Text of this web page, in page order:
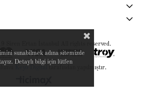
Siren Ertan İstanbul All rights reserved.
tarafından yapılmıştır.
sunabilmek adına sitemizde
Detaylı bilgi için lütfen